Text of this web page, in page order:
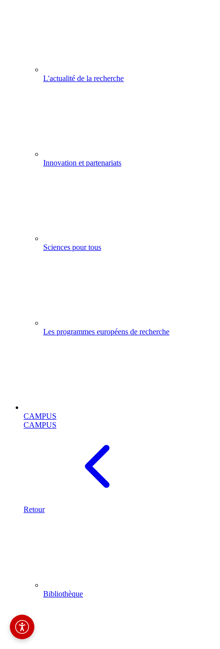
L'actualité de la recherche
Innovation et partenariats
Sciences pour tous
Les programmes européens de recherche
CAMPUS
CAMPUS
Retour
Bibliothèque